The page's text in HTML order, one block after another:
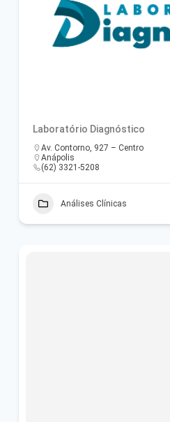
Laboratório Diagnóstico
Av. Contorno, 927 – Centro
Anápolis
(62) 3321-5208
Análises Clínicas